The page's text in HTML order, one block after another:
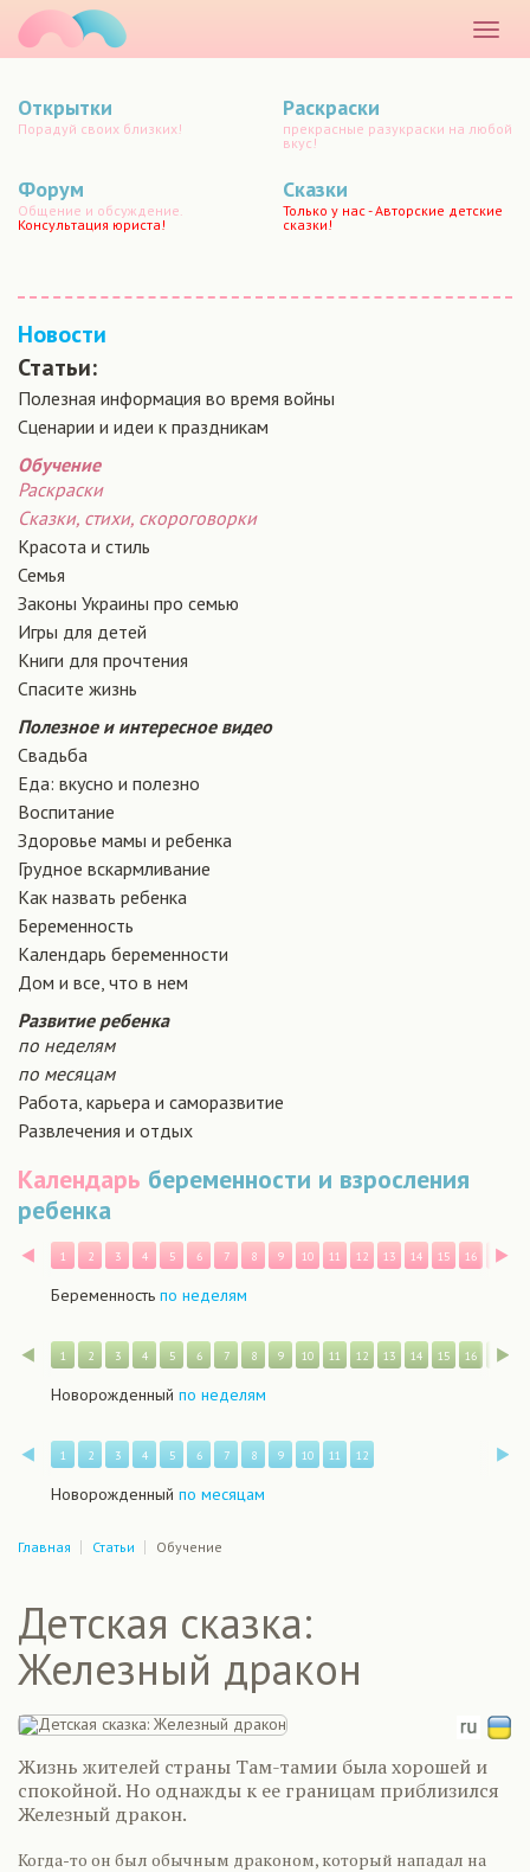
меню
Открытки
Порадуй своих близких!
Раскраски
прекрасные разукраски на любой
вкус!
Форум
Общение и обсуждение.
Консультация юриста!
Сказки
Только у нас - Авторские детские
сказки!
Новости
Статьи:
Полезная информация во время войны
Сценарии и идеи к праздникам
Обучение
Раскраски
Сказки, стихи, скороговорки
Красота и стиль
Семья
Законы Украины про семью
Игры для детей
Книги для прочтения
Спасите жизнь
Полезное и интересное видео
Свадьба
Еда: вкусно и полезно
Воспитание
Здоровье мамы и ребенка
Грудное вскармливание
Как назвать ребенка
Беременность
Календарь беременности
Дом и все, что в нем
Развитие ребенка
по неделям
по месяцам
Работа, карьера и саморазвитие
Развлечения и отдых
Календарь беременности и взросления
ребенка
Назад
1 2 3 4 5 6 7 8 9 10 11 12 13 14 15 16 17
Беременность по неделям
Назад
1 2 3 4 5 6 7 8 9 10 11 12 13 14 15 16 17
Новорожденный по неделям
Назад
1 2 3 4 5 6 7 8 9 10 11 12
Новорожденный по месяцам
Главная Статьи Обучение
Детская сказка:
Железный дракон
Жизнь жителей страны Там-тамии была хорошей и
спокойной. Но однажды к ее границам приблизился
Железный дракон.
Когда-то он был обычным драконом, который нападал на